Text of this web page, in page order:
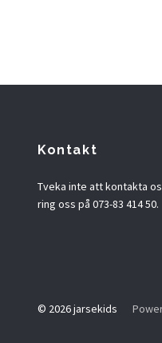
Kontakt
Tveka inte att kontakta
ring oss på 073-83 414 50.
© 2026 jarsekids